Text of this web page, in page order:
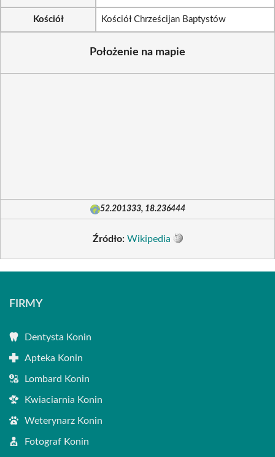
Kościół Kościół Chrześcijan Baptystów
Położenie na mapie
52.201333, 18.236444
Źródło: Wikipedia
FIRMY
Dentysta Konin
Apteka Konin
Lombard Konin
Kwiaciarnia Konin
Weterynarz Konin
Fotograf Konin